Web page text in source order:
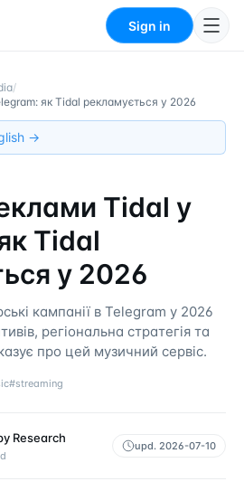
Sign in
/
як Tidal рекламується у 2026
→
Tidal у
Tidal
у 2026
кампанії в Telegram у 2026
регіональна стратегія та
про цей музичний сервіс.
#streaming
Research
upd. 2026-07-10